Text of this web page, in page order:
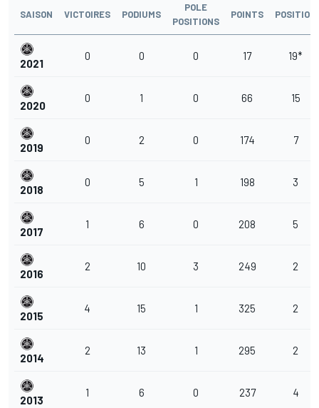
SAISON VICTOIRES PODIUMS
POLE
POSITIONS
POINTS POSITION
2021
0 0 0 17 19*
2020
0 1 0 66 15
2019
0 2 0 174 7
2018
0 5 1 198 3
2017
1 6 0 208 5
2016
2 10 3 249 2
2015
4 15 1 325 2
2014
2 13 1 295 2
2013
1 6 0 237 4